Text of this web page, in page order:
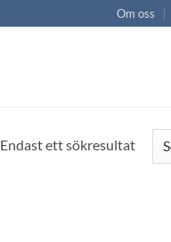
Om oss
Endast ett sökresultat